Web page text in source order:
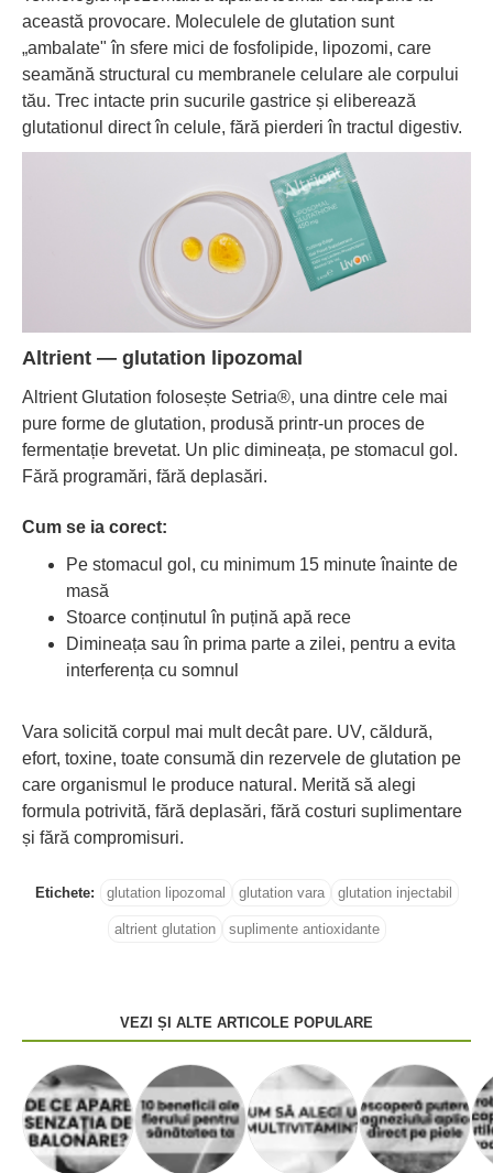
această provocare. Moleculele de glutation sunt
„ambalate" în sfere mici de fosfolipide, lipozomi, care
seamănă structural cu membranele celulare ale corpului
tău. Trec intacte prin sucurile gastrice și eliberează
glutationul direct în celule, fără pierderi în tractul digestiv.
Altrient — glutation lipozomal
Altrient Glutation folosește Setria®, una dintre cele mai
pure forme de glutation, produsă printr-un proces de
fermentație brevetat. Un plic dimineața, pe stomacul gol.
Fără programări, fără deplasări.
Cum se ia corect:
Pe stomacul gol, cu minimum 15 minute înainte de
masă
Stoarce conținutul în puțină apă rece
Dimineața sau în prima parte a zilei, pentru a evita
interferența cu somnul
Vara solicită corpul mai mult decât pare. UV, căldură,
efort, toxine, toate consumă din rezervele de glutation pe
care organismul le produce natural. Merită să alegi
formula potrivită, fără deplasări, fără costuri suplimentare
și fără compromisuri.
Etichete: glutation lipozomal glutation vara glutation injectabil
altrient glutation suplimente antioxidante
VEZI ȘI ALTE ARTICOLE POPULARE